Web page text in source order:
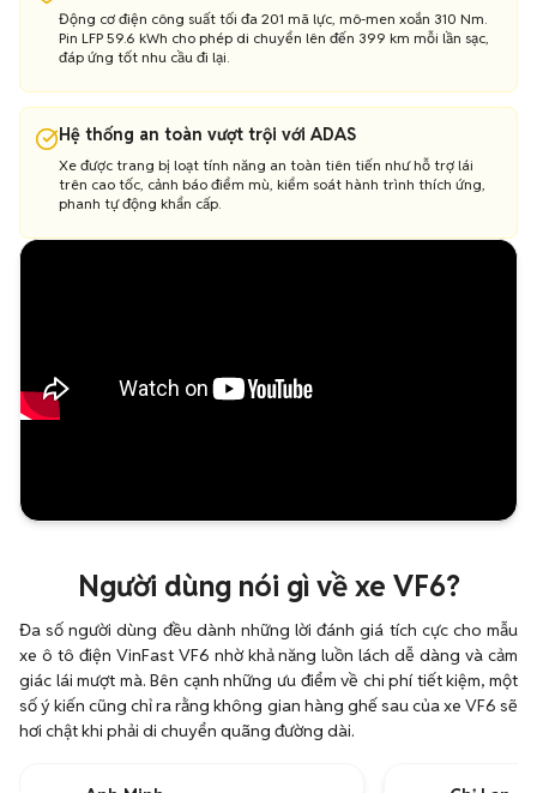
Động cơ điện công suất tối đa 201 mã lực, mô-men xoắn 310 Nm.
Pin LFP 59.6 kWh cho phép di chuyển lên đến 399 km mỗi lần sạc,
đáp ứng tốt nhu cầu đi lại.
Hệ thống an toàn vượt trội với ADAS
Xe được trang bị loạt tính năng an toàn tiên tiến như hỗ trợ lái
trên cao tốc, cảnh báo điểm mù, kiểm soát hành trình thích ứng,
phanh tự động khẩn cấp.
Người dùng nói gì về xe VF6?
Đa số người dùng đều dành những lời đánh giá tích cực cho mẫu
xe ô tô điện VinFast VF6 nhờ khả năng luồn lách dễ dàng và cảm
giác lái mượt mà. Bên cạnh những ưu điểm về chi phí tiết kiệm, một
số ý kiến cũng chỉ ra rằng không gian hàng ghế sau của xe VF6 sẽ
hơi chật khi phải di chuyển quãng đường dài.